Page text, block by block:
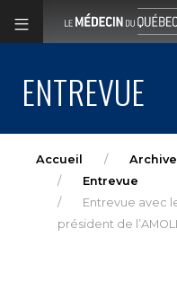
ENTREVUE
Accueil
Entrevue
Entrevue avec
président de